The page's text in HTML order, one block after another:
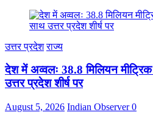
उत्तर प्रदेश राज्य
देश में अव्वलः 38.8 मिलियन
उत्तर प्रदेश शीर्ष पर
August 5, 2026 Indian Observer0